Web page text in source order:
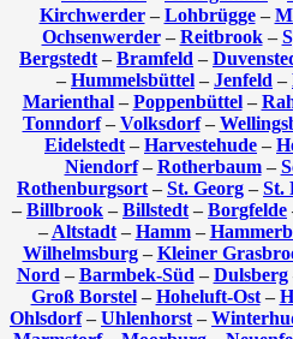
Kirchwerder– Lohbrügge–
Ochsenwerder– Reitbrook–
Bergstedt – Bramfeld –
– Hummelsbüttel – Jenfeld –
Marienthal– Poppenbüttel–
Tonndorf– Volksdorf–
Eidelstedt – Harvestehude –
Niendorf– Rotherbaum–
Rothenburgsort – St. Georg – St.
– Billbrook – Billstedt – Borgfelde
– Altstadt– Hamm–
Wilhelmsburg– Kleiner
Nord – Barmbek-Süd – Dulsberg
Groß Borstel– Hoheluft-Ost–
Ohlsdorf– Uhlenhorst –